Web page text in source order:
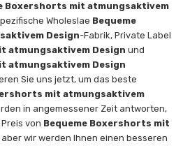
Boxershorts mit atmungsaktivem
Wholeslae Bequeme
Design-Fabrik, Private Label
atmungsaktivem Design und
atmungsaktivem Design
Sie uns jetzt, um das beste
mit atmungsaktivem
in angemessener Zeit antworten,
von Bequeme Boxershorts mit
aber wir werden Ihnen einen besseren